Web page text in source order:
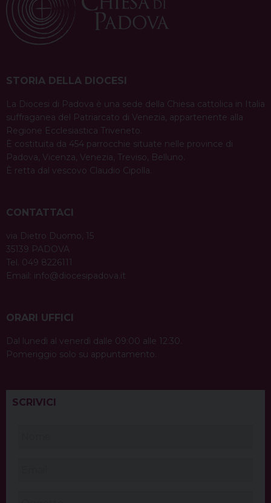
STORIA DELLA DIOCESI
La Diocesi di Padova è una sede della Chiesa cattolica in Italia
suffraganea del Patriarcato di Venezia, appartenente alla
Regione Ecclesiastica Triveneto.
È costituita da 454 parrocchie situate nelle province di
Padova, Vicenza, Venezia, Treviso, Belluno.
È retta dal vescovo Claudio Cipolla.
CONTATTACI
via Dietro Duomo, 15
35139 PADOVA
Tel. 049 8226111
Email: info@diocesipadova.it
ORARI UFFICI
Dal lunedì al venerdì dalle 09:00 alle 12:30.
Pomeriggio solo su appuntamento.
SCRIVICI